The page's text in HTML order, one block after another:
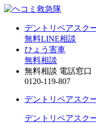
デントリペアスク
無料LINE相談
ひょう害車
無料相談
無料相談 電話窓口
0120-119-807
デントリペアスク
デントリペアスク